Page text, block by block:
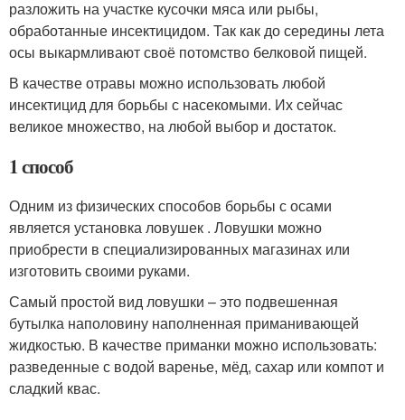
разложить на участке кусочки мяса или рыбы,
обработанные инсектицидом. Так как до середины лета
осы выкармливают своё потомство белковой пищей.
В качестве отравы можно использовать любой
инсектицид для борьбы с насекомыми. Их сейчас
великое множество, на любой выбор и достаток.
1 способ
Одним из физических способов борьбы с осами
является установка ловушек . Ловушки можно
приобрести в специализированных магазинах или
изготовить своими руками.
Самый простой вид ловушки – это подвешенная
бутылка наполовину наполненная приманивающей
жидкостью. В качестве приманки можно использовать:
разведенные с водой варенье, мёд, сахар или компот и
сладкий квас.